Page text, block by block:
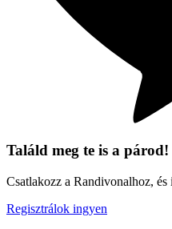
Találd meg te is a párod!
Csatlakozz a Randivonalhoz,
Regisztrálok ingyen